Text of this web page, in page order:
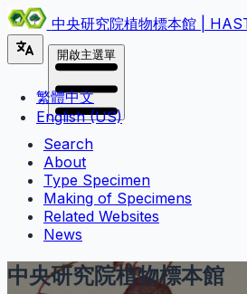
中央研究院植物標本館 |
繁體中文
English (US)
開啟主選單
Search
About
Type Specimen
Making of Specimens
Related Websites
News
中央研究院植物標本館